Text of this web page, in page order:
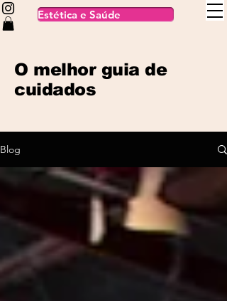
Estética e Saúde
O melhor guia de
cuidados
Blog